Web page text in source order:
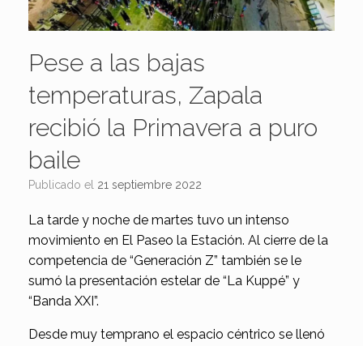
Pese a las bajas
temperaturas, Zapala
recibió la Primavera a puro
baile
Publicado el 21 septiembre 2022
La tarde y noche de martes tuvo un intenso
movimiento en El Paseo la Estación. Al cierre de la
competencia de “Generación Z” también se le
sumó la presentación estelar de “La Kuppé” y
“Banda XXI”.
Desde muy temprano el espacio céntrico se llenó